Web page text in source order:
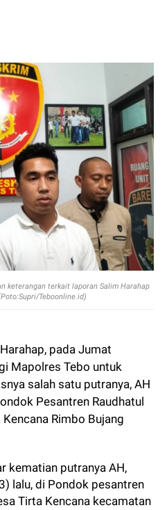
keterangan terkait laporan Salim Harahap
Teboonline.id)
pada Jumat
Mapolres Tebo untuk
salah satu putranya, AH
Pesantren Raudhatul
Rimbo Bujang
kematian putranya AH,
lalu, di Pondok pesantren
Tirta Kencana kecamatan